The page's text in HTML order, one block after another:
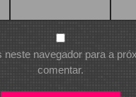
neste navegador para a
comentar.